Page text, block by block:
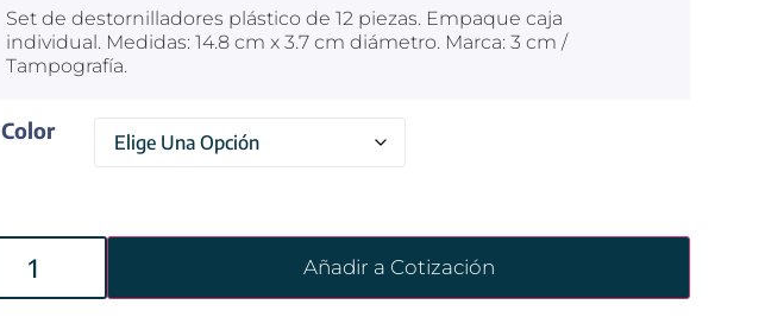
Set de destornilladores plástico de 12 piezas. Empaque caja
individual. Medidas: 14.8 cm x 3.7 cm diámetro. Marca: 3 cm /
Tampografía.
Color
Añadir a Cotización